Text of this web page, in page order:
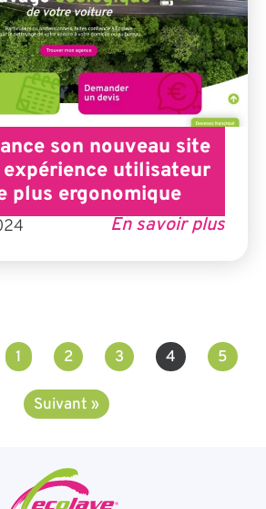
son nouveau site
expérience utilisateur
plus ergonomique
En savoir plus
1 2 3 4 5
Suivant »